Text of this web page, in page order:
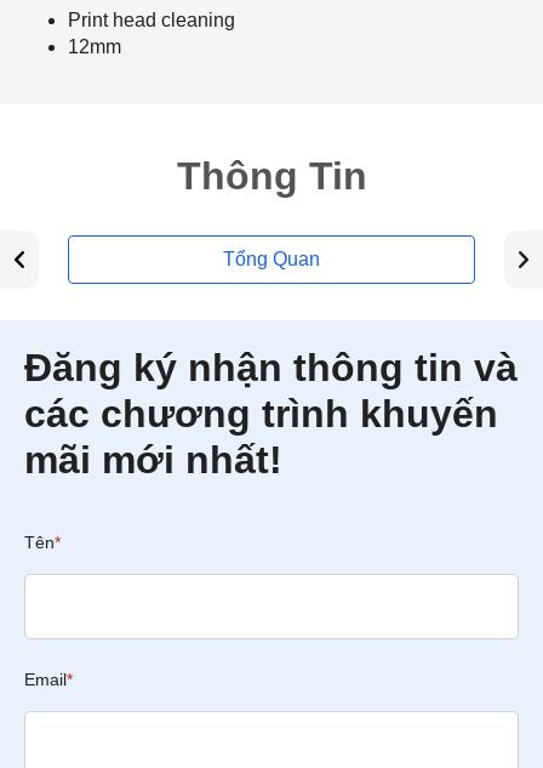
Print head cleaning
12mm
Thông Tin
Tổng Quan
Đăng ký nhận thông tin và
các chương trình khuyến
mãi mới nhất!
Tên*
Email*